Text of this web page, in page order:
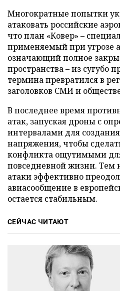
Многократные попытки
атаковать российские
что план «Ковер» –
применяемый при угрозе
означающий полное
пространства – из сугубо
термина превратился в
заголовков СМИ и
В последнее время
атак, запуская дроны с
интервалами для
напряжения, чтобы
конфликта ощутимыми
повседневной жизни. Тем
атаки эффективно
авиасообщение в
остается стабильным.
СЕЙЧАС ЧИТАЮТ